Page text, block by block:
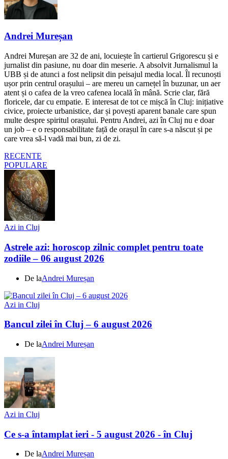
Andrei Mureșan
Andrei Mureșan are 32 de ani, locuiește în cartierul Grigorescu și e
jurnalist din pasiune, nu doar din meserie. A absolvit Jurnalismul la
UBB și de atunci a fost nelipsit din peisajul media local. Îl recunoști
ușor prin centrul orașului – are mereu un carnețel în buzunar, un aer
atent și o cafea de la vreo cafenea locală în mână. Scrie clar, fără
floricele, dar cu empatie. E interesat de tot ce mișcă în Cluj: inițiative
civice, proiecte urbanistice, dar și povești aparent banale care spun
multe despre spiritul orașului. Pentru Andrei, azi în Cluj nu e doar
un job – e o responsabilitate față de orașul în care s-a născut și pe
care vrea să-l vadă mai bun, zi de zi.
RECENTE
POPULARE
Azi in Cluj
Astrele azi: horoscop zilnic complet pentru toate
zodiile – 06 august 2026
De laAndrei Mureșan
Azi in Cluj
Bancul zilei în Cluj – 6 august 2026
De laAndrei Mureșan
Azi in Cluj
Ce s-a întamplat ieri - 5 august 2026 - în Cluj
De laAndrei Mureșan